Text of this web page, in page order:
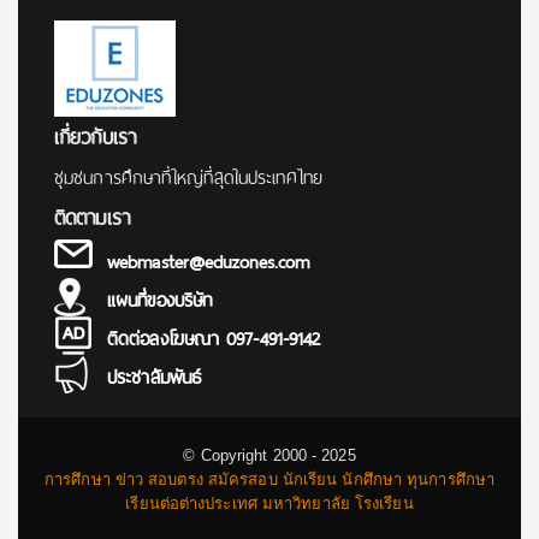
เกี่ยวกับเรา
ชุมชนการศึกษาที่ใหญ่ที่สุดในประเทศไทย
ติดตามเรา
webmaster@eduzones.com
แผนที่ของบริษัท
ติดต่อลงโฆษณา 097-491-9142
ประชาสัมพันธ์
© Copyright 2000 - 2025
การศึกษา ข่าว สอบตรง สมัครสอบ นักเรียน นักศึกษา ทุนการศึกษา
เรียนต่อต่างประเทศ มหาวิทยาลัย โรงเรียน